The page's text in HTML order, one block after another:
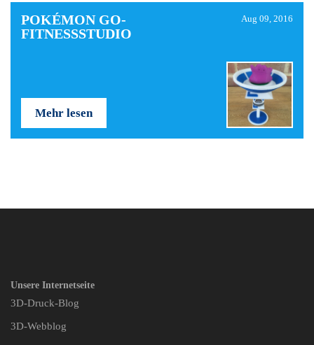
POKÉMON GO-
FITNESSSTUDIO
Aug 09, 2016
Mehr lesen
Unsere Internetseite
3D-Druck-Blog
3D-Webblog